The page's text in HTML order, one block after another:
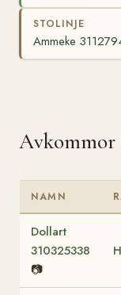
STOLINJE
Ammeke
Avkommor
NAMN
Dollart
310325338
📷